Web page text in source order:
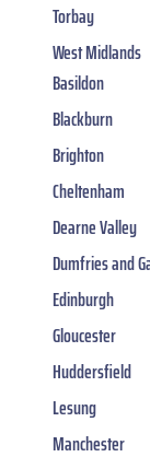
Torbay
West Midlands
Basildon
Blackburn
Brighton
Cheltenham
Dearne Valley
Dumfries and
Edinburgh
Gloucester
Huddersfield
Lesung
Manchester